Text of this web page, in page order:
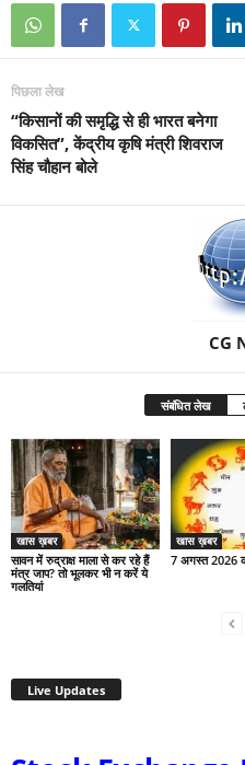
पिछला लेख
“किसानों की समृद्धि से ही भारत बनेगा
विकसित”, केंद्रीय कृषि मंत्री शिवराज
सिंह चौहान बोले
CG
संबंधित लेख
खास ख़बर
सावन में रुद्राक्ष माला से कर रहे हैं
मंत्र जाप? तो भूलकर भी न करें ये
गलतियां
खास ख़बर
7 अगस्त 2026
Live Updates